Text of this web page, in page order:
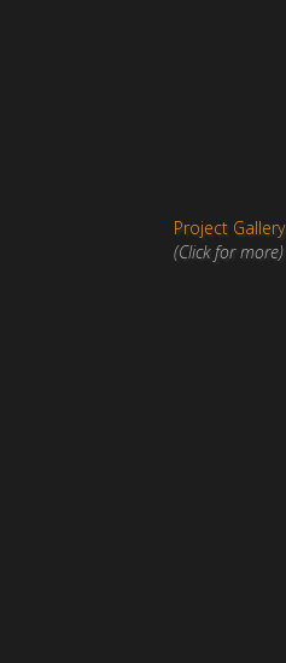
Project Gallery
(Click for more)